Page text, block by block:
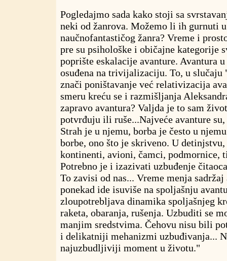
Pogledajmo sada kako stoji sa
neki od žanrova. Možemo li ih gurnuti
naučnofantastičog žanra? Vreme i
pre su psihološke i običajne kategorije
poprište eskalacije avanture. Avantura
osuđena na trivijalizaciju. To, u slučaju
znači poništavanje već relativizacija
smeru kreću se i razmišljanja
zapravo avantura? Valjda je to sam
potvrđuju ili ruše...Najveće avanture
Strah je u njemu, borba je često u
borbe, ono što je skriveno. U
kontinenti, avioni, čamci, podmornice,
Potrebno je i izazivati uzbuđenje
To zavisi od nas... Vreme menja
ponekad ide isuviše na spoljašnju
zloupotrebljava dinamika spoljašnjeg
raketa, obaranja, rušenja. Uzbuditi se
manjim sredstvima. Čehovu nisu bili
i delikatniji mehanizmi uzbuđivanja...
najuzbudljiviji moment u životu."